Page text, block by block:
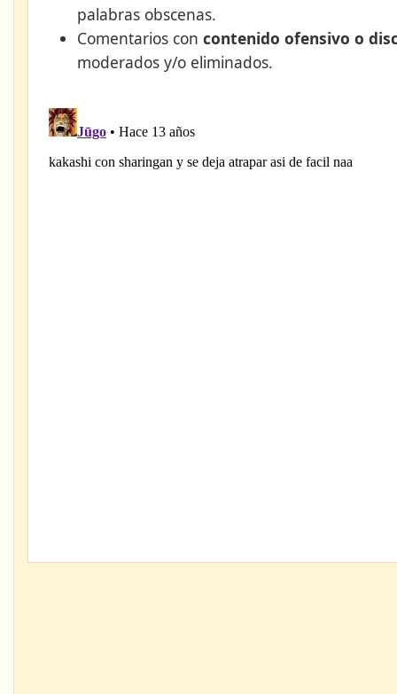
palabras obscenas.
Comentarios con contenido ofensivo o
moderados y/o eliminados.